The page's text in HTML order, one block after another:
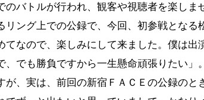
のバトルが行われ、観客や視聴者を楽しま
リング上での公録で、今回、初参戦となる
てなので、楽しみにして来ました。僕は出
でも勝負ですから一生懸命頑張りたい」。
、実は、前回の新宿ＦＡＣＥの公録のと